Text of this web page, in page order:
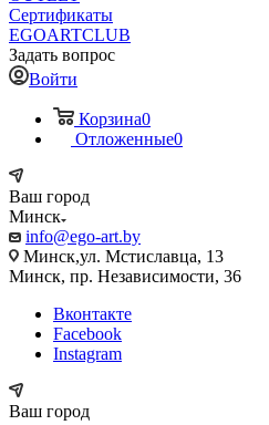
Сертификаты
EGOARTCLUB
Задать вопрос
Войти
Корзина0
Отложенные0
Ваш город
Минск
info@ego-art.by
Минск,ул. Мстиславца, 13
Минск, пр. Независимости, 36
Вконтакте
Facebook
Instagram
Ваш город